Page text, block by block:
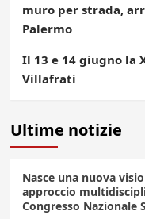
muro per strada,
Palermo
Il 13 e 14 giugno la
Villafrati
Ultime notizie
Nasce una nuova
approccio
Congresso Nazionale